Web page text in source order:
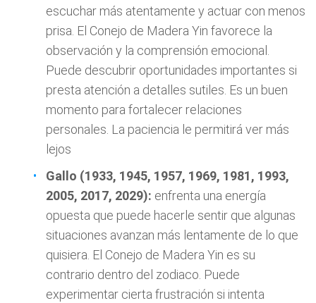
escuchar más atentamente y actuar con menos
prisa. El Conejo de Madera Yin favorece la
observación y la comprensión emocional.
Puede descubrir oportunidades importantes si
presta atención a detalles sutiles. Es un buen
momento para fortalecer relaciones
personales. La paciencia le permitirá ver más
lejos
Gallo (1933, 1945, 1957, 1969, 1981, 1993,
2005, 2017, 2029): enfrenta una energía
opuesta que puede hacerle sentir que algunas
situaciones avanzan más lentamente de lo que
quisiera. El Conejo de Madera Yin es su
contrario dentro del zodiaco. Puede
experimentar cierta frustración si intenta